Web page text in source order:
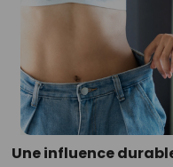
Une influence